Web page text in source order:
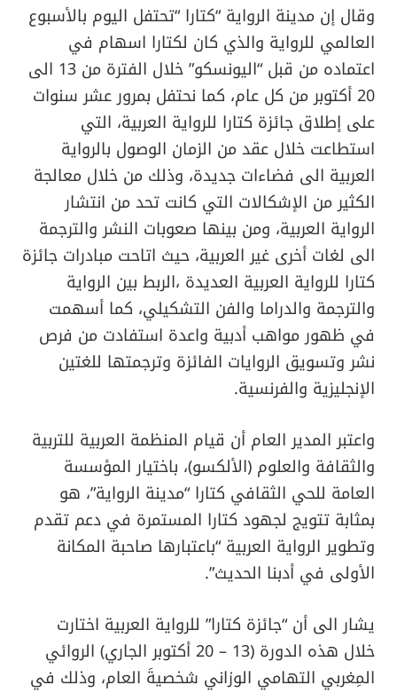
وقال إن مدينة الرواية “كتارا “تحتفل اليوم بالأسبوع
العالمي للرواية والذي كان لكتارا اسهام في
اعتماده من قبل “اليونسكو” خلال الفترة من 13 الى
20 أكتوبر من كل عام، كما نحتفل بمرور عشر سنوات
على إطلاق جائزة كتارا للرواية العربية، التي
استطاعت خلال عقد من الزمان الوصول بالرواية
العربية الى فضاءات جديدة، وذلك من خلال معالجة
الكثير من الإشكالات التي كانت تحد من انتشار
الرواية العربية، ومن بينها صعوبات النشر والترجمة
الى لغات أخرى غير العربية، حيث اتاحت مبادرات جائزة
كتارا للرواية العربية العديدة ،الربط بين الرواية
والترجمة والدراما والفن التشكيلي، كما أسهمت
في ظهور مواهب أدبية واعدة استفادت من فرص
نشر وتسويق الروايات الفائزة وترجمتها للغتين
الإنجليزية والفرنسية.
واعتبر المدير العام أن قيام المنظمة العربية للتربية
والثقافة والعلوم (الألكسو)، باختيار المؤسسة
العامة للحي الثقافي كتارا “مدينة الرواية”، هو
بمثابة تتويج لجهود كتارا المستمرة في دعم تقدم
وتطوير الرواية العربية “باعتبارها صاحبة المكانة
الأولى في أدبنا الحديث”.
يشار الى أن “جائزة كتارا” للرواية العربية اختارت
خلال هذه الدورة (13 – 20 أكتوبر الجاري) الروائي
المِغربي التهامي الوزاني شخصيةَ العام، وذلك في